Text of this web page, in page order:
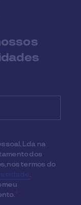
Lda na
dos
nos termos do
.
meu
*